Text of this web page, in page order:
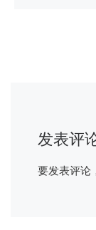
发表评
要发表评论